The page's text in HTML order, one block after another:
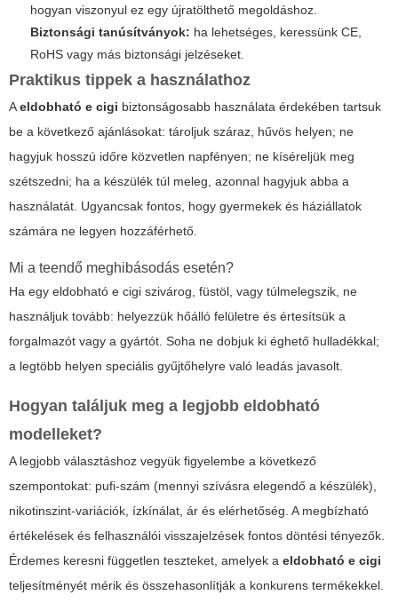
hogyan viszonyul ez egy újratölthető megoldáshoz.
Biztonsági tanúsítványok: ha lehetséges, keressünk CE,
RoHS vagy más biztonsági jelzéseket.
Praktikus tippek a használathoz
Aeldobható e cigi biztonságosabb használata érdekében tartsuk
be a következő ajánlásokat: tároljuk száraz, hűvös helyen; ne
hagyjuk hosszú időre közvetlen napfényen; ne kíséreljük meg
szétszedni; ha a készülék túl meleg, azonnal hagyjuk abba a
használatát. Ugyancsak fontos, hogy gyermekek és háziállatok
számára ne legyen hozzáférhető.
Mi a teendő meghibásodás esetén?
Ha egy eldobható e cigi szivárog, füstöl, vagy túlmelegszik, ne
használjuk tovább: helyezzük hőálló felületre és értesítsük a
forgalmazót vagy a gyártót. Soha ne dobjuk ki éghető hulladékkal;
a legtöbb helyen speciális gyűjtőhelyre való leadás javasolt.
Hogyan találjuk meg a legjobb eldobható
modelleket?
A legjobb választáshoz vegyük figyelembe a következő
szempontokat: pufi-szám (mennyi szívásra elegendő a készülék),
nikotinszint-variációk, ízkínálat, ár és elérhetőség. A megbízható
értékelések és felhasználói visszajelzések fontos döntési tényezők.
Érdemes keresni független teszteket, amelyek a eldobható e cigi
teljesítményét mérik és összehasonlítják a konkurens termékekkel.